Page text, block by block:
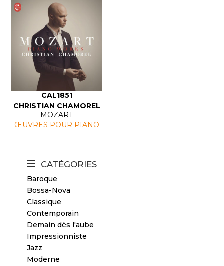
CATÉGORIES
Baroque
Bossa-Nova
Classique
Contemporain
Demain dès l'aube
Impressionniste
Jazz
Moderne
CAL1851
CHRISTIAN CHAMOREL
MOZART
ŒUVRES POUR PIANO